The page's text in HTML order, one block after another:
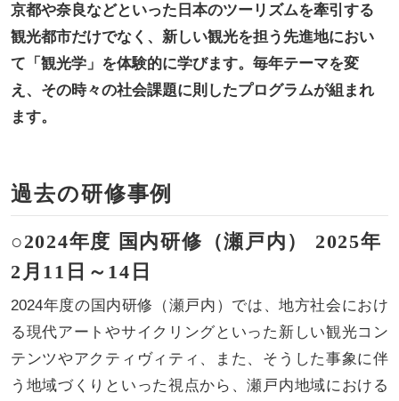
京都や奈良などといった日本のツーリズムを牽引する
観光都市だけでなく、新しい観光を担う先進地におい
て「観光学」を体験的に学びます。毎年テーマを変
え、その時々の社会課題に則したプログラムが組まれ
ます。
過去の研修事例
○2024年度 国内研修（瀬戸内） 2025年
2月11日～14日
2024年度の国内研修（瀬戸内）では、地方社会におけ
る現代アートやサイクリングといった新しい観光コン
テンツやアクティヴィティ、また、そうした事象に伴
う地域づくりといった視点から、瀬戸内地域における